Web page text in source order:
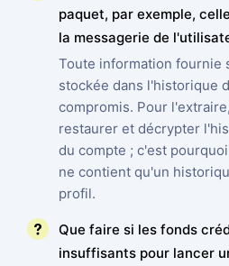
paquet, par exemple,
la messagerie de
Toute information fournie
stockée dans l'historique
compromis. Pour
restaurer et décrypter
du compte ; c'est
ne contient qu'un
profil.
Que faire si les fonds
insuffisants pour lancer